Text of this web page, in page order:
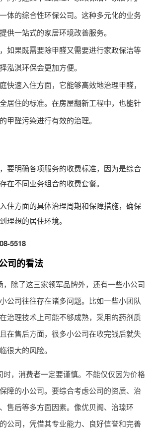
体的综合性环保公司。这种多元化的业务
供一站式的家居环境改善服务。
如果既需要除甲醛又需要进行家政保洁等
泓淇环保会更加方便。
快速入住方面，它能够高效地治理甲醛，
居住的标准。在房屋翻新工程中，也能针
甲醛污染进行有效的治理。
要明确各项服务的收费标准，因为是综合
在不同业务组合的收费套餐。
住方面的具体治理周期和保障措施，确保
理想的居住环境。
5518
司的看法
，除了这三家领军品牌外，还有一些小公司
公司往往存在诸多问题。比如一些小团队
治理技术上可能不够成熟，采用的药剂质
在售后方面，很多小公司在收完钱后就失
很大的风险。
时，消费者一定要谨慎。不能仅仅因为价格
障的小公司。要综合考虑公司的资质、治
售后等多方面因素。像优贝阁、治瑔环
公司，凭借其专业能力、良好信誉和完善